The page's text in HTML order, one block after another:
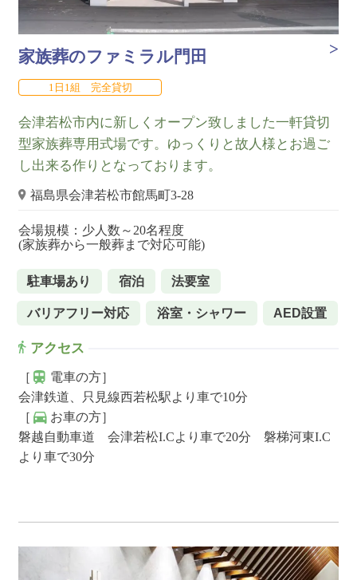
家族葬のファミラル門田
1日1組 完全貸切
会津若松市内に新しくオープン致しました一軒貸切
型家族葬専用式場です。ゆっくりと故人様とお過ご
し出来る作りとなっております。
福島県会津若松市館馬町3-28
会場規模：少人数～20名程度
(家族葬から一般葬まで対応可能)
駐車場あり 宿泊 法要室
バリアフリー対応 浴室・シャワー AED設置
アクセス
［
電車の方］
会津鉄道、只見線西若松駅より車で10分
［
お車の方］
磐越自動車道 会津若松I.Cより車で20分 磐梯河東I.C
より車で30分